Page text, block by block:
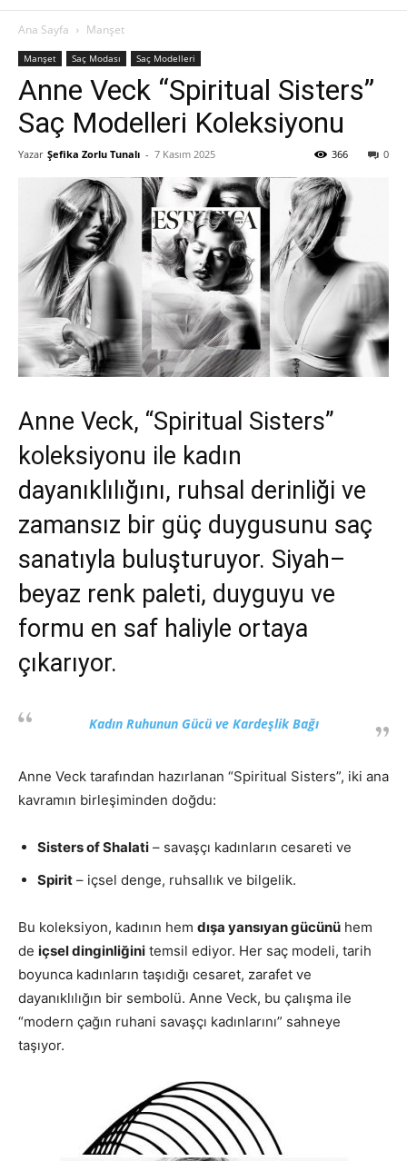
Ana Sayfa Manşet
Manşet Saç Modası Saç Modelleri
Anne Veck “Spiritual Sisters”
Saç Modelleri Koleksiyonu
Yazar Şefika Zorlu Tunalı - 7 Kasım 2025 0
366
Anne Veck, “Spiritual Sisters”
koleksiyonu ile kadın
dayanıklılığını, ruhsal derinliği ve
zamansız bir güç duygusunu saç
sanatıyla buluşturuyor. Siyah–
beyaz renk paleti, duyguyu ve
formu en saf haliyle ortaya
çıkarıyor.
Kadın Ruhunun Gücü ve Kardeşlik Bağı
Anne Veck tarafından hazırlanan “Spiritual Sisters”, iki ana
kavramın birleşiminden doğdu:
Sisters of Shalati – savaşçı kadınların cesareti ve
Spirit – içsel denge, ruhsallık ve bilgelik.
Bu koleksiyon, kadının hem dışa yansıyan gücünü hem
de içsel dinginliğini temsil ediyor. Her saç modeli, tarih
boyunca kadınların taşıdığı cesaret, zarafet ve
dayanıklılığın bir sembolü. Anne Veck, bu çalışma ile
“modern çağın ruhani savaşçı kadınlarını” sahneye
taşıyor.